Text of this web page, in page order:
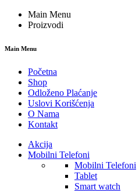
Main Menu
Proizvodi
Main Menu
Početna
Shop
Odloženo Plaćanje
Uslovi Korišćenja
O Nama
Kontakt
Akcija
Mobilni Telefoni
Mobilni Telefoni
Tablet
Smart watch